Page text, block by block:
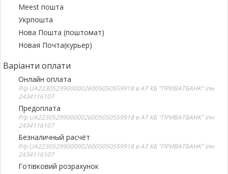
Meest пошта
Укрпошта
Нова Пошта (поштомат)
Новая Почта(курьер)
Варіанти оплати
Онлайн оплата
Р/р UA223052990000026005050559918 в АТ КБ "ПРИВАТБАНК" іпн
2434116107
Предоплата
Р/р UA223052990000026005050559918 в АТ КБ "ПРИВАТБАНК" іпн
2434116107
Безналичный расчёт
Р/р UA223052990000026005050559918 в АТ КБ "ПРИВАТБАНК" іпн
2434116107
Готівковий розрахунок